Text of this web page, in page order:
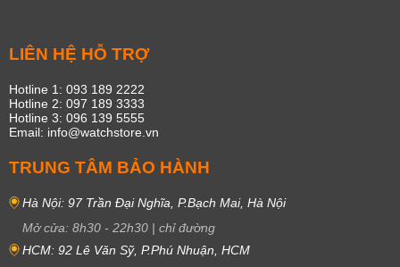
LIÊN HỆ HỖ TRỢ
Hotline 1: 093 189 2222
Hotline 2: 097 189 3333
Hotline 3: 096 139 5555
Email: info@watchstore.vn
TRUNG TÂM BẢO HÀNH
Hà Nội: 97 Trần Đại Nghĩa, P.Bạch Mai, Hà Nội
Mở cửa: 8h30 - 22h30 | chỉ đường
HCM: 92 Lê Văn Sỹ, P.Phú Nhuận, HCM